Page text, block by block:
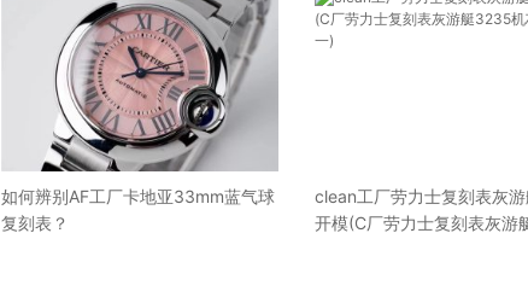
如何辨别AF工厂卡地亚33mm蓝气球
复刻表？
clean工厂劳力士复刻表灰
开模(C厂劳力士复刻表灰游